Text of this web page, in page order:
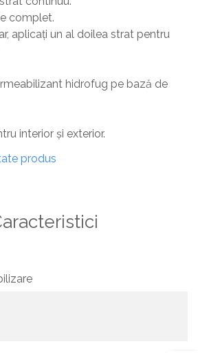
complet.
aplicați un al doilea strat pentru
hidrofug pe bază de
interior și exterior.
produs